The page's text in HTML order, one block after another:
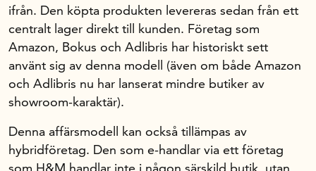
ifrån. Den köpta produkten levereras sedan från ett
centralt lager direkt till kunden. Företag som
Amazon, Bokus och Adlibris har historiskt sett
använt sig av denna modell (även om både Amazon
och Adlibris nu har lanserat mindre butiker av
showroom-karaktär).
Denna affärsmodell kan också tillämpas av
hybridföretag. Den som e-handlar via ett företag